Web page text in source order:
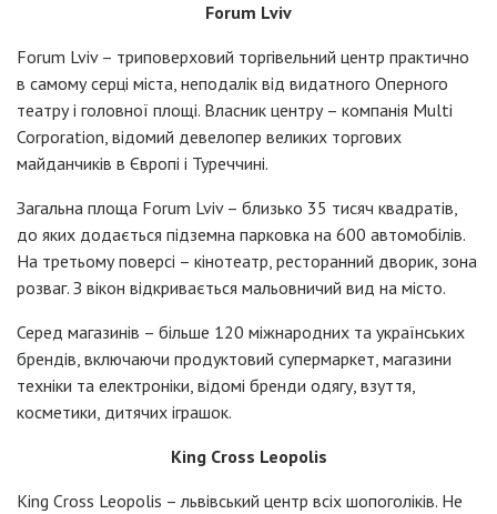
Forum Lviv
Forum Lviv – триповерховий торгівельний центр практично
в самому серці міста, неподалік від видатного Оперного
театру і головної площі. Власник центру – компанія Multi
Corporation, відомий девелопер великих торгових
майданчиків в Європі і Туреччині.
Загальна площа Forum Lviv – близько 35 тисяч квадратів,
до яких додається підземна парковка на 600 автомобілів.
На третьому поверсі – кінотеатр, ресторанний дворик, зона
розваг. З вікон відкривається мальовничий вид на місто.
Серед магазинів – більше 120 міжнародних та українських
брендів, включаючи продуктовий супермаркет, магазини
техніки та електроніки, відомі бренди одягу, взуття,
косметики, дитячих іграшок.
King Cross Leopolis
King Cross Leopolis – львівський центр всіх шопоголіків. Не